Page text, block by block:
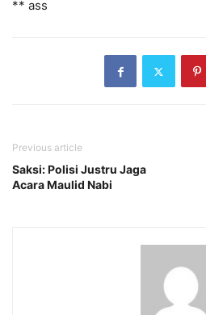
** ass
Previous article
Saksi: Polisi Justru Jaga
Acara Maulid Nabi